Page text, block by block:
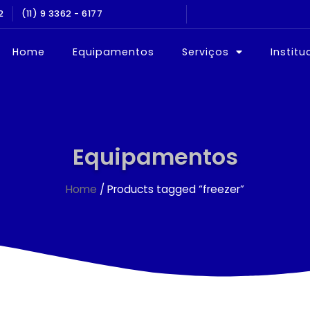
(11) 9 3362 - 6177
NO MERCADO
Home Equipamentos Serviços
Equipamentos
Home / Products tagged “freezer”